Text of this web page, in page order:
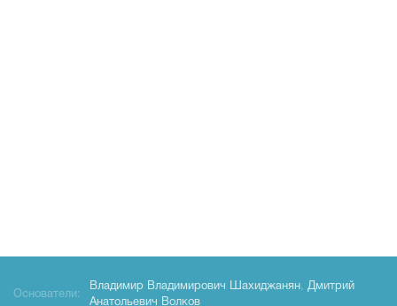
Основатели:
Владимир Владимирович Шахиджанян, Дмитрий
Анатольевич Волков